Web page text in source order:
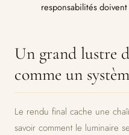
responsabilités
Un grand lustre
comme un
Le rendu final cache une
savoir comment le luminaire